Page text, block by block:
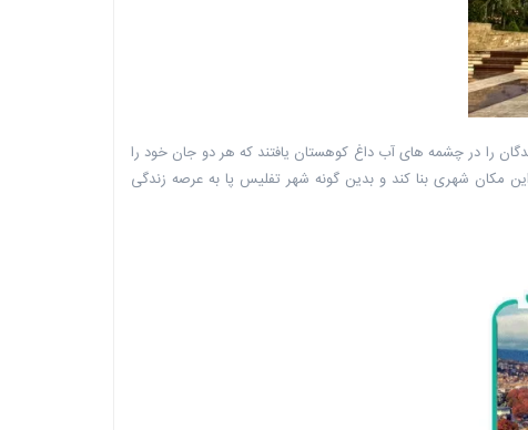
را در چشمه های آب داغ کوهستان یافتند که هر دو جان خود را
مکان شهری بنا کند و بدین گونه شهر تفلیس پا به عرصه زندگی